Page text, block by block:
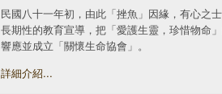
民國八十一年初，由此「挫魚」因緣，有心之
長期性的教育宣導，把「愛護生靈，珍惜物命
響應並成立「關懷生命協會」。
詳細介紹...